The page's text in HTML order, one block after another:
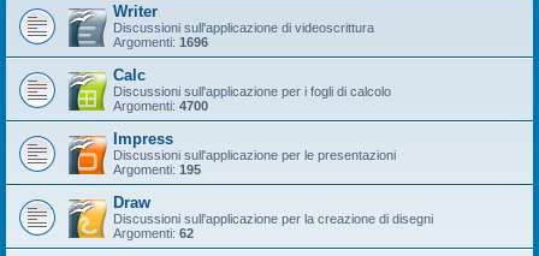
Writer
Discussioni sull'applicazione di videoscrittura
Argomenti: 1696
Calc
Discussioni sull'applicazione per i fogli di calcolo
Argomenti: 4700
Impress
Discussioni sull'applicazione per le presentazioni
Argomenti: 195
Draw
Discussioni sull'applicazione per la creazione di disegni
Argomenti: 62